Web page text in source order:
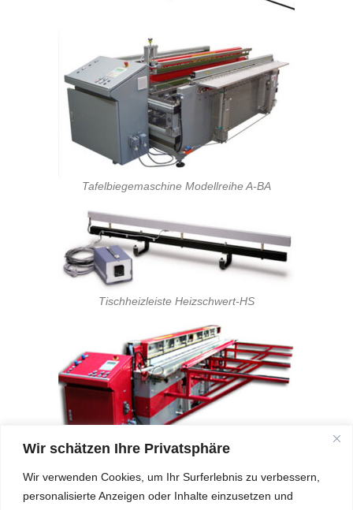
Wir schätzen Ihre Privatsphäre
Wir verwenden Cookies, um Ihr Surferlebnis zu verbessern,
personalisierte Anzeigen oder Inhalte einzusetzen und
Tafelbiegemaschine Modellreihe A-BA
Tischheizleiste Heizschwert-HS